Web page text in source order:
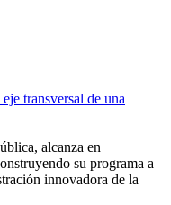
transversal de una
alcanza en
su programa a
innovadora de la